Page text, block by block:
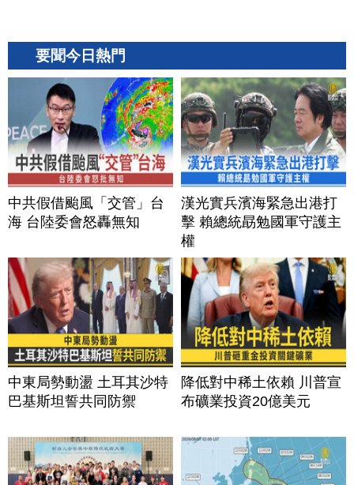
要聞今日熱門
中共假借颱風「交管」台
海 台陸委會怒轟無知
漢光實兵濱海緊急出港打
擊 賴總統勗勉國軍守護主
權
中東局勢動盪 土耳其沙特
巴基斯坦誓共同防禦
降低對中稀土依賴 川普宣
布礦業投資20億美元